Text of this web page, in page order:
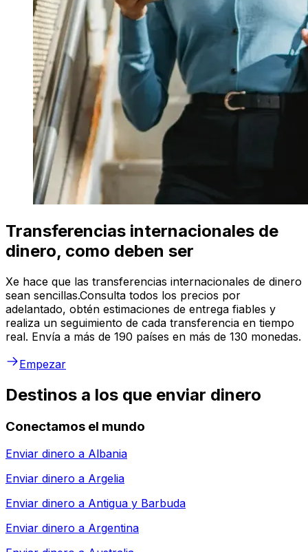
Transferencias internacionales de
dinero, como deben ser
Xe hace que las transferencias internacionales de dinero
sean sencillas.Consulta todos los precios por
adelantado, obtén estimaciones de entrega fiables y
realiza un seguimiento de cada transferencia en tiempo
real. Envía a más de 190 países en más de 130 monedas.
Empezar
Destinos a los que enviar dinero
Conectamos el mundo
Enviar dinero a Albania
Enviar dinero a Argelia
Enviar dinero a Antigua y Barbuda
Enviar dinero a Argentina